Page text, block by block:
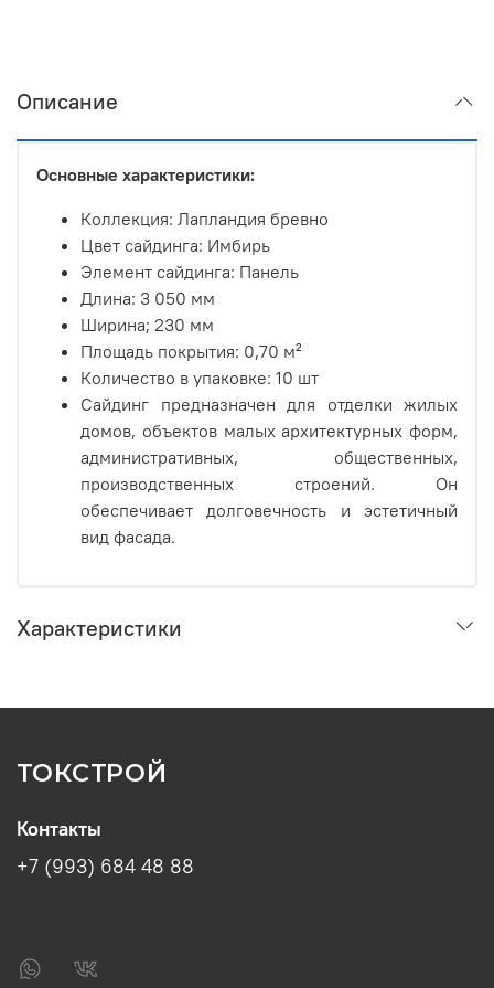
Описание
Основные характеристики:
Коллекция: Лапландия бревно
Цвет сайдинга: Имбирь
Элемент сайдинга: Панель
Длина: 3 050 мм
Ширина; 230 мм
Площадь покрытия: 0,70 м²
Количество в упаковке: 10 шт
Сайдинг предназначен для отделки жилых
домов, объектов малых архитектурных форм,
административных, общественных,
производственных строений. Он
обеспечивает долговечность и эстетичный
вид фасада.
Характеристики
ТОКСТРОЙ
Контакты
+7 (993) 684 48 88